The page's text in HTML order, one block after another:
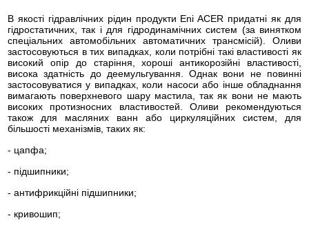
В якості гідравлічних рідин продукти Eni ACER придатні як для
гідростатичних, так і для гідродинамічних систем (за винятком
спеціальних автомобільних автоматичних трансмісій). Оливи
застосовуються в тих випадках, коли потрібні такі властивості як
високий опір до старіння, хороші антикорозійні властивості,
висока здатність до деемульгування. Однак вони не повинні
застосовуватися у випадках, коли насоси або інше обладнання
вимагають поверхневого шару мастила, так як вони не мають
високих протизносних властивостей. Оливи рекомендуються
також для масляних ванн або циркуляційних систем, для
більшості механізмів, таких як:
- цапфа;
- підшипники;
- антифрикційні підшипники;
- кривошип;